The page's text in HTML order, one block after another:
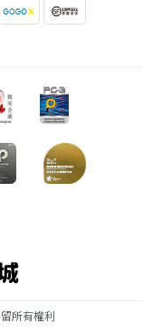
所有權利